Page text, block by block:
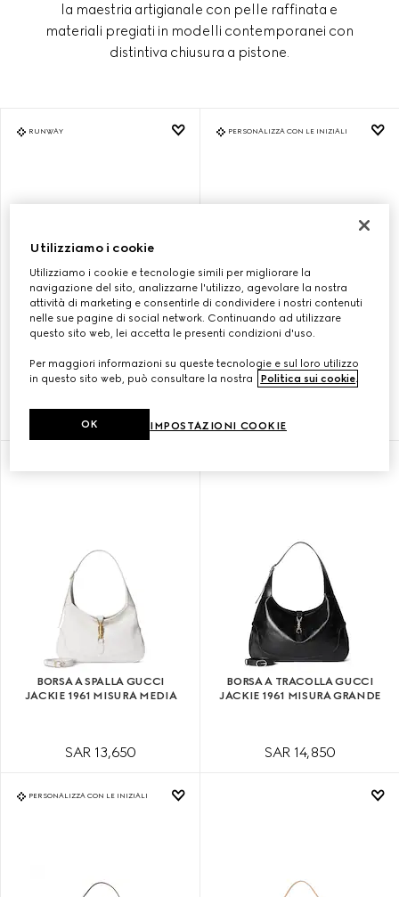
la maestria artigianale con pelle raffinata e
materiali pregiati in modelli contemporanei con
distintiva chiusura a pistone.
RUNWAY
JACKIE 1961 MISURA MEDIA
SAR 11,700
PERSONALIZZA CON LE INIZIALI
JACKIE 1961 MISURA MEDIA
SAR 13,650
BORSA A SPALLA GUCCI
JACKIE 1961 MISURA MEDIA
SAR 13,650
BORSA A TRACOLLA GUCCI
JACKIE 1961 MISURA GRANDE
SAR 14,850
PERSONALIZZA CON LE INIZIALI
Utilizziamo i cookie
Utilizziamo i cookie e tecnologie simili per migliorare la
navigazione del sito, analizzarne l'utilizzo, agevolare la nostra
attività di marketing e consentirle di condividere i nostri contenuti
nelle sue pagine di social network. Continuando ad utilizzare
questo sito web, lei accetta le presenti condizioni d'uso.
Per maggiori informazioni su queste tecnologie e sul loro utilizzo
in questo sito web, può consultare la nostra
Politica sui cookie
IMPOSTAZIONI COOKIE
OK